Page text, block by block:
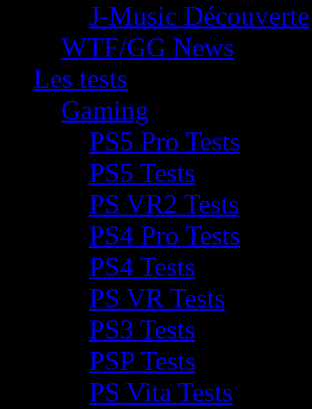
J-Music Découverte
WTF/GG News
Les tests
Gaming
PS5 Pro Tests
PS5 Tests
PS VR2 Tests
PS4 Pro Tests
PS4 Tests
PS VR Tests
PS3 Tests
PSP Tests
PS Vita Tests